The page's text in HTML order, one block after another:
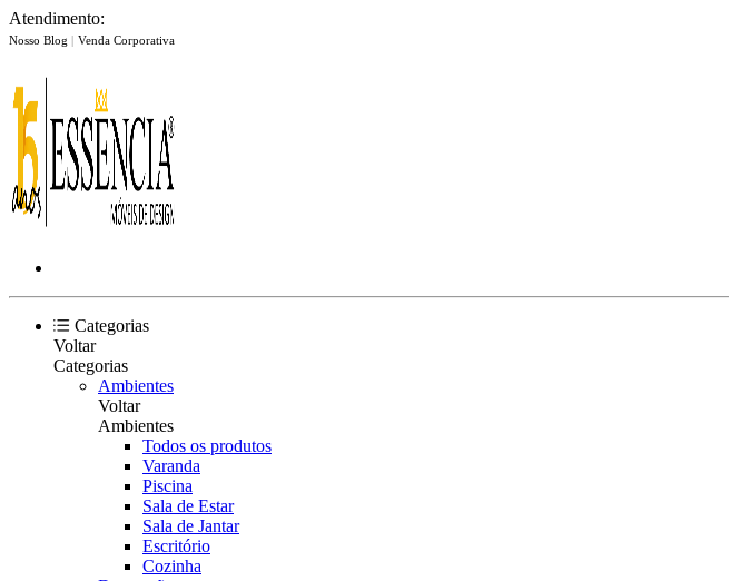
Atendimento:
Nosso Blog | Venda Corporativa
Categorias
Voltar
Categorias
Ambientes
Voltar
Ambientes
Todos os produtos
Varanda
Piscina
Sala de Estar
Sala de Jantar
Escritório
Cozinha